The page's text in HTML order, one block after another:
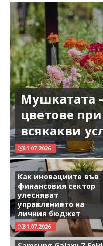
Мушкатата
цветове
всякакви
31.07.2026
Как иновациите във
финансовия сектор
улесняват
управлението на
личния бюджет
31.07.2026